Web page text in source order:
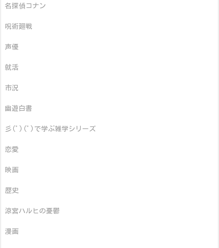
名探偵コナン
呪術廻戦
声優
就活
市況
幽遊白書
彡(ﾟ)(ﾟ)で学ぶ雑学シリーズ
恋愛
映画
歴史
涼宮ハルヒの憂鬱
漫画